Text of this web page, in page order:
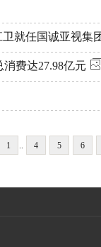
就任国诚亚视集
费达27.98亿元
1 .. 4 5 6